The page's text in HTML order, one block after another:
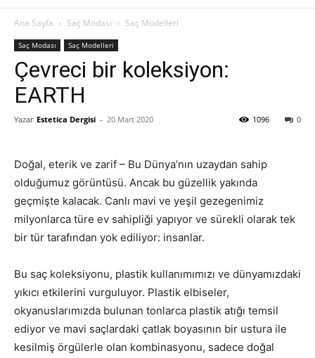
Ana Sayfa Saç Modası Saç Modelleri
Saç Modası Saç Modelleri
Çevreci bir koleksiyon:
EARTH
Yazar Estetica Dergisi - 20 Mart 2020 0
1096
Doğal, eterik ve zarif – Bu Dünya’nın uzaydan sahip
olduğumuz görüntüsü. Ancak bu güzellik yakında
geçmişte kalacak. Canlı mavi ve yeşil gezegenimiz
milyonlarca türe ev sahipliği yapıyor ve sürekli olarak tek
bir tür tarafından yok ediliyor: insanlar.
Bu saç koleksiyonu, plastik kullanımımızı ve dünyamızdaki
yıkıcı etkilerini vurguluyor. Plastik elbiseler,
okyanuslarımızda bulunan tonlarca plastik atığı temsil
ediyor ve mavi saçlardaki çatlak boyasının bir ustura ile
kesilmiş örgülerle olan kombinasyonu, sadece doğal